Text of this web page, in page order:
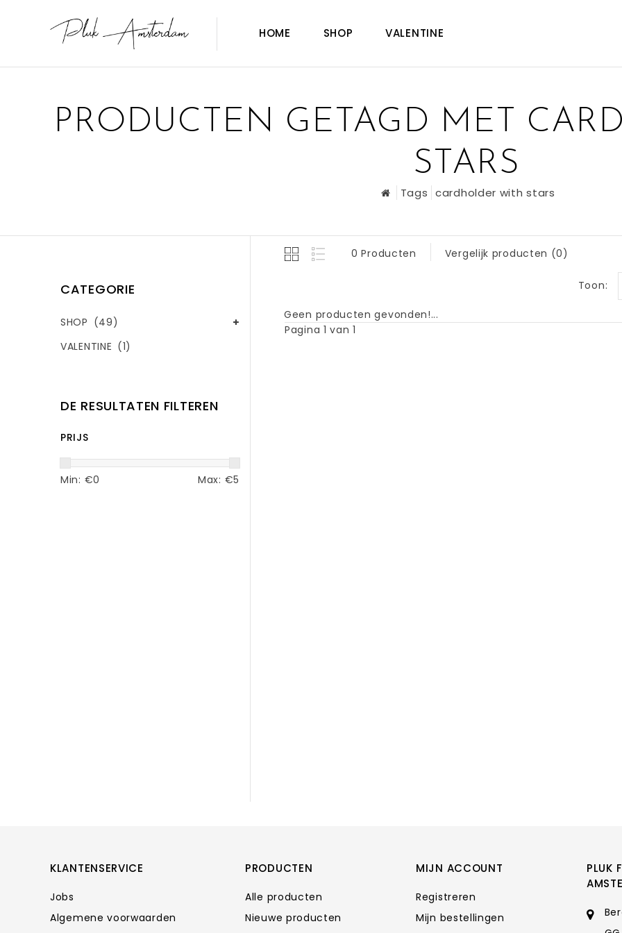
HOME SHOP VALENTINE
PRODUCTEN GETAGD MET
STARS
Tags cardholder with stars
CATEGORIE
SHOP (49)
VALENTINE (1)
DE RESULTATEN FILTEREN
PRIJS
Min: €0 Max: €5
0 Producten Vergelijk producten (0)
Toon:
Geen producten gevonden!...
Pagina 1 van 1
KLANTENSERVICE
Jobs
Algemene voorwaarden
PRODUCTEN
Alle producten
Nieuwe producten
MIJN ACCOUNT
Registreren
Mijn bestellingen
PLUK